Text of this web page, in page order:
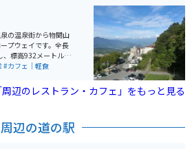
ンダーソフトクリー
ダーラーメンなど、
ジナルメニューがた
咲いているラベンダ
り体験や、ラベンダ
、ラベンダーを感じ
の温泉街から物聞山
プウェイです。全長
、標高932メートルの
一望することができ
あります。展望台か
の良い日には群馬の
#カフェ｜軽食
周辺のレストラン・カフェ」をもっと見る
周辺の道の駅